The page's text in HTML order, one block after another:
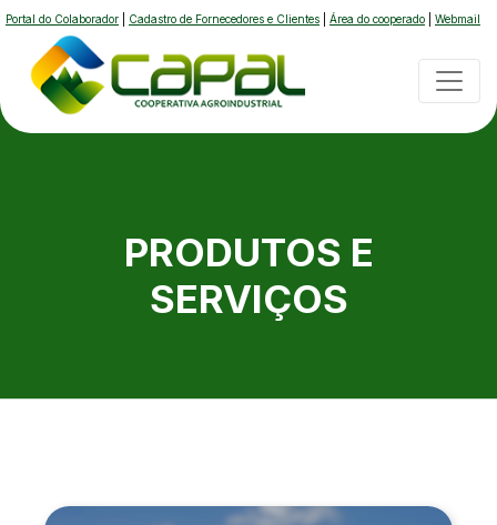
Portal do Colaborador Cadastro de Fornecedores e Clientes Área do cooperado Webmail
PRODUTOS E
SERVIÇOS